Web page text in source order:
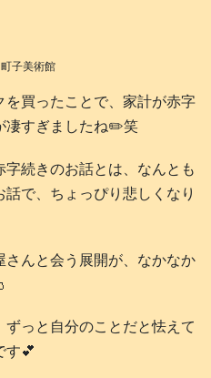
子美術館
買ったことで、家計が赤字
凄すぎましたね✏️笑
続きのお話とは、なんとも
で、ちょっぴり悲しくなり
さんと会う展開が、なかなか
っと自分のことだと怯えて
す💕